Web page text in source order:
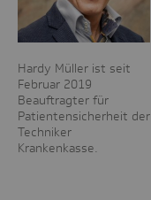
Hardy Müller ist seit
Februar 2019
Beauftragter für
Patientensicherheit der
Techniker
Krankenkasse.